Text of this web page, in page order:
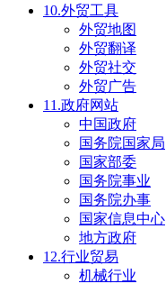
10.外贸工具
外贸地图
外贸翻译
外贸社交
外贸广告
11.政府网站
中国政府
国务院国家局
国家部委
国务院事业
国务院办事
国家信息中心
地方政府
12.行业贸易
机械行业